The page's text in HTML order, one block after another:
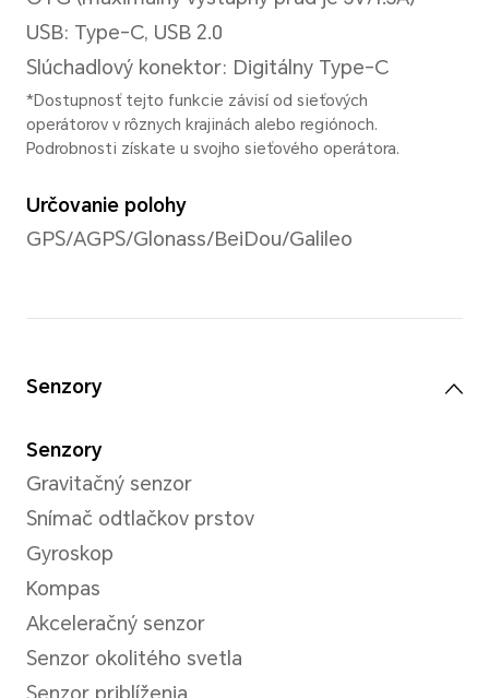
fotografia, Vysoké
úsmevu, Spomalené zábery,
Viacnásobné video,
dokumentov, Časovač
OIS
Predný fotoaparát
Predný fotoaparát